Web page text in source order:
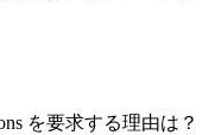
を要求する理由は？